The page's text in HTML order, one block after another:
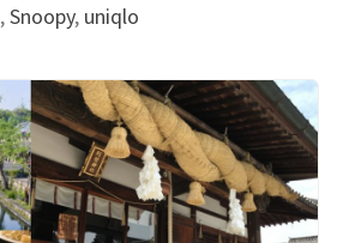
,Snoopy, uniqlo